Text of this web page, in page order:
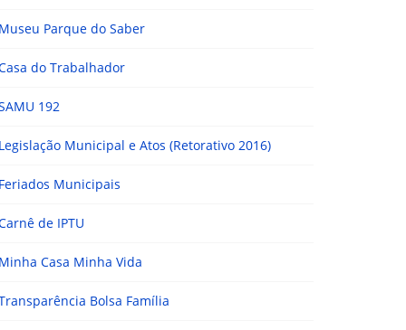
Parque do Saber
do Trabalhador
192
Municipal e Atos (Retorativo 2016)
Municipais
de IPTU
Casa Minha Vida
Bolsa Família